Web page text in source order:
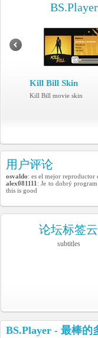
Kill Bill Skin
Kill Bill movie skin
用户评论
osvaldo: es el mejor reproductor
alex081111 : Je to dobrý
this is good
论坛标签云
subtitles
BS.Player - 最棒的